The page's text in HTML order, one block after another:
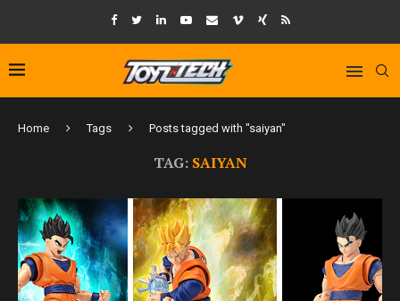
Home Tags Posts tagged with "saiyan"
TAG: SAIYAN